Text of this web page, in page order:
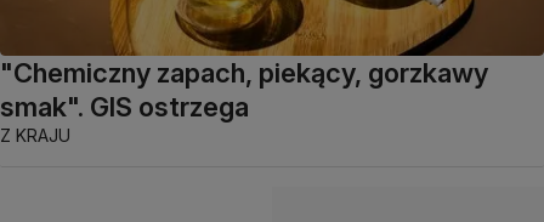
"Chemiczny zapach, piekący, gorzkawy
smak". GIS ostrzega
Z KRAJU